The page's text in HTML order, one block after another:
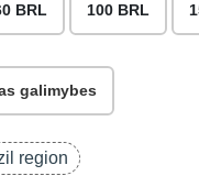
BRL 100 BRL
galimybes
region